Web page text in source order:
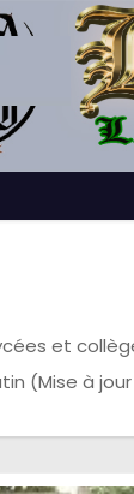
et
(Mise à jour